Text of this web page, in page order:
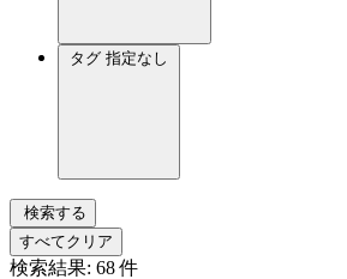
タグ 指定なし
検索する
すべてクリア
検索結果: 68 件